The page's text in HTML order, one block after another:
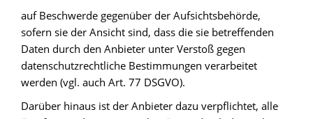
auf Beschwerde gegenüber der Aufsichtsbehörde,
sofern sie der Ansicht sind, dass die sie betreffenden
Daten durch den Anbieter unter Verstoß gegen
datenschutzrechtliche Bestimmungen verarbeitet
werden (vgl. auch Art. 77 DSGVO).
Darüber hinaus ist der Anbieter dazu verpflichtet, alle